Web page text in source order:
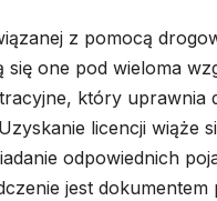
z pomocą
one pod wieloma
który uprawnia
licencji wiąże
odpowiednich
jest